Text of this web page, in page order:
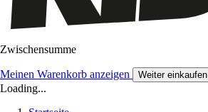
Zwischensumme
Meinen Warenkorb anzeigen Weiter einkaufen
Loading...